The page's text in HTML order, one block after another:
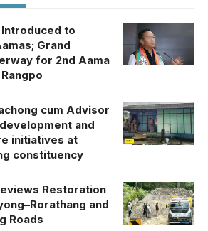
to
Grand
for 2nd Aama
cum Advisor
and
initiatives at
constituency
Restoration
and
Roads